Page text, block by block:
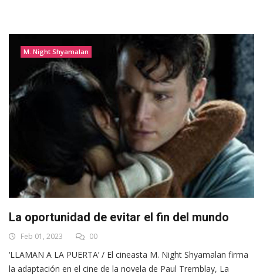
M. Night Shyamalan
La oportunidad de evitar el fin del mundo
Feb 01, 2023 00
‘LLAMAN A LA PUERTA’ / El cineasta M. Night Shyamalan firma
la adaptación en el cine de la novela de Paul Tremblay, La